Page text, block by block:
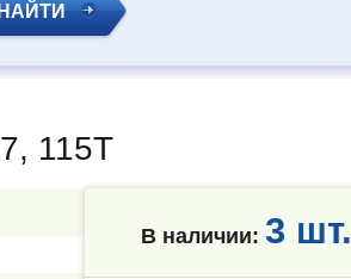
115T
В наличии: 3 шт.